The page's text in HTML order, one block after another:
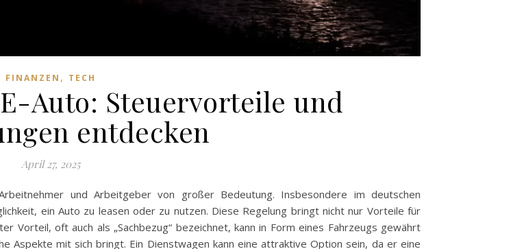
FINANZEN , TECH
Auto: Steuervorteile und
entdecken
April 27, 2025
und Arbeitgeber von großer Bedeutung. Insbesondere im deutschen
ein Auto zu leasen oder zu nutzen. Diese Regelung bringt nicht nur Vorteile für
Vorteil, oft auch als „Sachbezug“ bezeichnet, kann in Form eines Fahrzeugs gewährt
Aspekte mit sich bringt. Ein Dienstwagen kann eine attraktive Option sein, da er eine